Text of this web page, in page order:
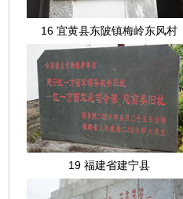
16 宜黄县东陂镇梅岭东风村
19 福建省建宁县